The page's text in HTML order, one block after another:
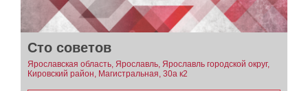
Сто советов
Ярославская область, Ярославль, Ярославль городской округ,
Кировский район, Магистральная, 30а к2